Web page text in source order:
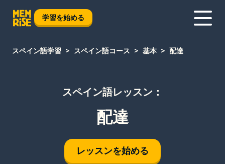
学習を始める
スペイン語学習 スペイン語コース 基本 配達
スペイン語レッスン：
配達
レッスンを始める